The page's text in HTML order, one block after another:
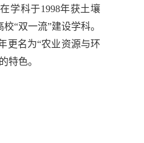
学科于1998年获土壤
“双一流”建设学科。
更名为“农业资源与环
特色。